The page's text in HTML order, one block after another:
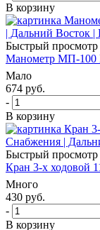
В корзину
Быстрый просмотр
Манометр МП-
Мало
674 руб.
-
В корзину
Быстрый просмотр
Кран 3-х ходовой
Много
430 руб.
-
В корзину